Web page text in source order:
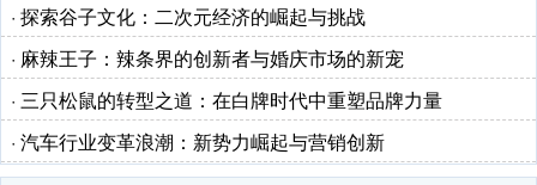
· 探索谷子文化：二次元经济的崛起与挑战
· 麻辣王子：辣条界的创新者与婚庆市场的新宠
· 三只松鼠的转型之道：在白牌时代中重塑品牌力量
· 汽车行业变革浪潮：新势力崛起与营销创新